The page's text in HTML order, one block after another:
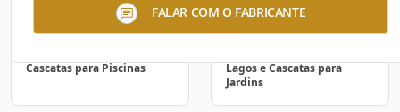
FALAR COM O FABRICANTE
Cascatas para Piscinas
Lagos e Cascatas para
Jardins